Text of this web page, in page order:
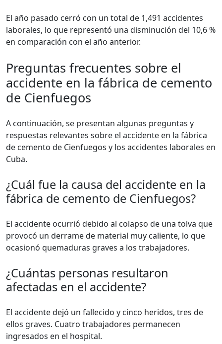
El año pasado cerró con un total de 1,491 accidentes
laborales, lo que representó una disminución del 10,6 %
en comparación con el año anterior.
Preguntas frecuentes sobre el
accidente en la fábrica de cemento
de Cienfuegos
A continuación, se presentan algunas preguntas y
respuestas relevantes sobre el accidente en la fábrica
de cemento de Cienfuegos y los accidentes laborales en
Cuba.
¿Cuál fue la causa del accidente en la
fábrica de cemento de Cienfuegos?
El accidente ocurrió debido al colapso de una tolva que
provocó un derrame de material muy caliente, lo que
ocasionó quemaduras graves a los trabajadores.
¿Cuántas personas resultaron
afectadas en el accidente?
El accidente dejó un fallecido y cinco heridos, tres de
ellos graves. Cuatro trabajadores permanecen
ingresados en el hospital.